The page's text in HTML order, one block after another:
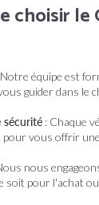
choisir le
équipe est
guider dans le
sécurité : Chaque
pour vous offrir
nous
soit pour l'achat